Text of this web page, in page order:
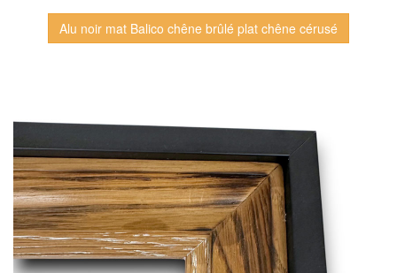
Alu noir mat Balico chêne brûlé plat chêne cérusé